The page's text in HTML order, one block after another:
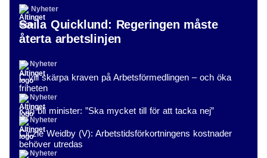
Nyheter
Saila Quicklund: Regeringen måste
återta arbetslinjen
Nyheter
C vill skärpa kraven på Arbetsförmedlingen – och öka
friheten
Nyheter
Kan bli minister: ”Ska mycket till för att tacka nej”
Nyheter
Ciczie Weidby (V): Arbetstidsförkortningens kostnader
behöver utredas
Nyheter